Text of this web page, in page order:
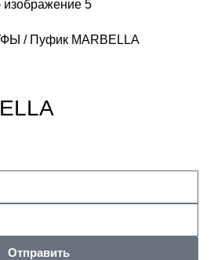
Пуфик MARBELLA
Отправить